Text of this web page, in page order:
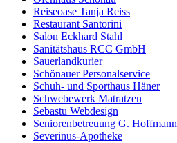
Reiseoase Tanja Reiss
Restaurant Santorini
Salon Eckhard Stahl
Sanitätshaus RCC GmbH
Sauerlandkurier
Schönauer Personalservice
Schuh- und Sporthaus Häner
Schwebewerk Matratzen
Sebastu Webdesign
Seniorenbetreuung G. Hoffmann
Severinus-Apotheke